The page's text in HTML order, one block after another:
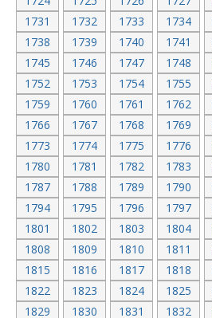
1731
1732 1733 1734
1738
1739 1740 1741
1745
1746 1747 1748
1752
1753 1754 1755
1759
1760 1761 1762
1766
1767 1768 1769
1773
1774 1775 1776
1780
1781 1782 1783
1787
1788 1789 1790
1794
1795 1796 1797
1801
1802 1803 1804
1808
1809 1810 1811
1815
1816 1817 1818
1822
1823 1824 1825
1829
1830 1831 1832